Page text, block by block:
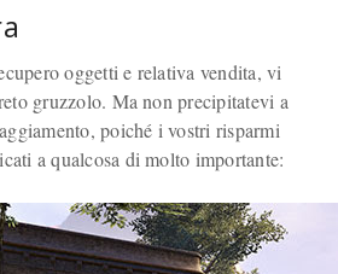
oggetti e relativa vendita, vi
gruzzolo. Ma non precipitatevi a
poiché i vostri risparmi
a qualcosa di molto importante: